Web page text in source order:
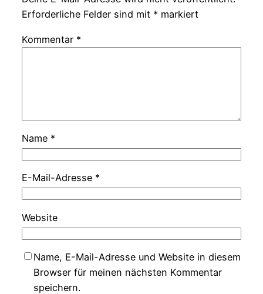
Erforderliche Felder sind mit * markiert
Kommentar *
Name *
E-Mail-Adresse *
Website
Name, E-Mail-Adresse und Website in diesem
Browser für meinen nächsten Kommentar
speichern.